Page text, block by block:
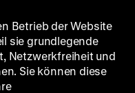
(1)
Dabui
Betrieb der Website
sie grundlegende
Netzwerkfreiheit und
Sie können diese